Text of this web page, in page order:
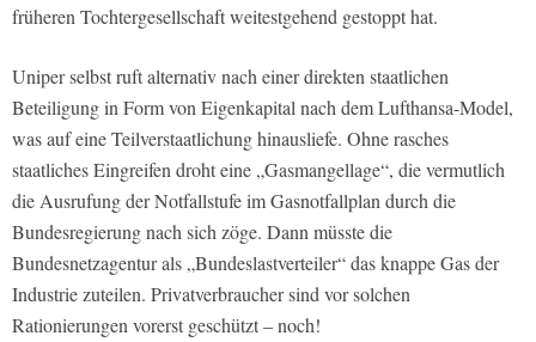
früheren Tochtergesellschaft weitestgehend gestoppt hat.
Uniperselbst ruft alternativ nach einer direkten staatlichen
Beteiligung in Form von Eigenkapital nach dem Lufthansa-Model,
was auf eine Teilverstaatlichung hinausliefe. Ohne rasches
staatliches Eingreifen droht eine „Gasmangellage“, die vermutlich
die Ausrufung der Notfallstufe im Gasnotfallplan durch die
Bundesregierung nach sich zöge. Dann müsste die
Bundesnetzagentur als „Bundeslastverteiler“ das knappe Gas der
Industrie zuteilen. Privatverbraucher sind vor solchen
Rationierungen vorerst geschützt – noch!